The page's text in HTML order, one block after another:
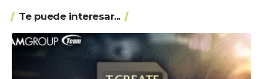
Te puede interesar...